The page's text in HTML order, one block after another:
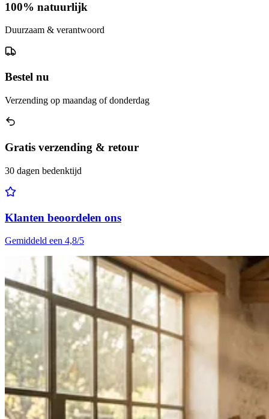
100% natuurlijk
Duurzaam & verantwoord
Bestel nu
Verzending op maandag of donderdag
Gratis verzending & retour
30 dagen bedenktijd
Klanten beoordelen ons
Gemiddeld een 4,8/5